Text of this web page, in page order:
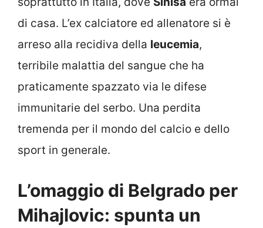
di casa. L’ex calciatore ed allenatore si è
arreso alla recidiva della leucemia,
terribile malattia del sangue che ha
praticamente spazzato via le difese
immunitarie del serbo. Una perdita
tremenda per il mondo del calcio e dello
sport in generale.
L’omaggio di Belgrado per
Mihajlovic: spunta un